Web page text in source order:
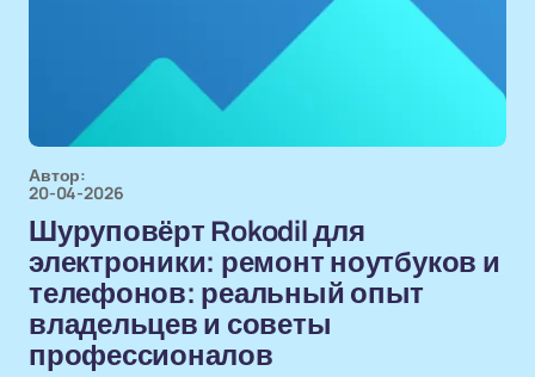
Автор:
20-04-2026
Шуруповёрт Rokodil для
электроники: ремонт ноутбуков и
телефонов: реальный опыт
владельцев и советы
профессионалов